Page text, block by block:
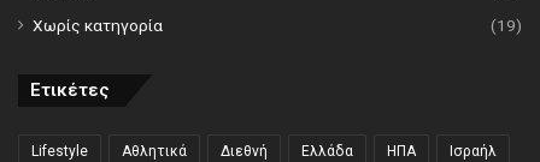
Χωρίς κατηγορία
(19)
Ετικέτες
Lifestyle Αθλητικά Διεθνή Ελλάδα ΗΠΑ Ισραήλ